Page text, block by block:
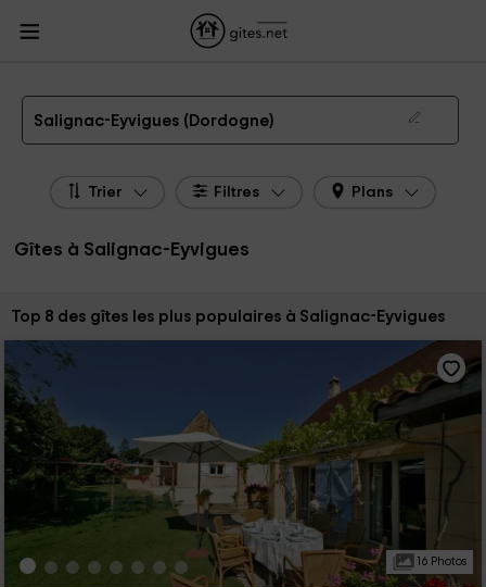
Gîtes à Salignac-Eyvigues de 2026
Salignac-Eyvigues (Dordogne)
Trier Filtres Plans
Gîtes à Salignac-Eyvigues
Trier par:
Top 8 des gîtes les plus populaires à Salignac-Eyvigues
16 Photos